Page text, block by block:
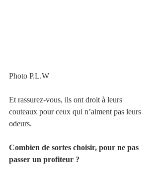
Photo P.L.W
Et rassurez-vous, ils ont droit à leurs
couteaux pour ceux qui n’aiment pas leurs
odeurs.
Combien de sortes choisir, pour ne pas
passer un profiteur ?